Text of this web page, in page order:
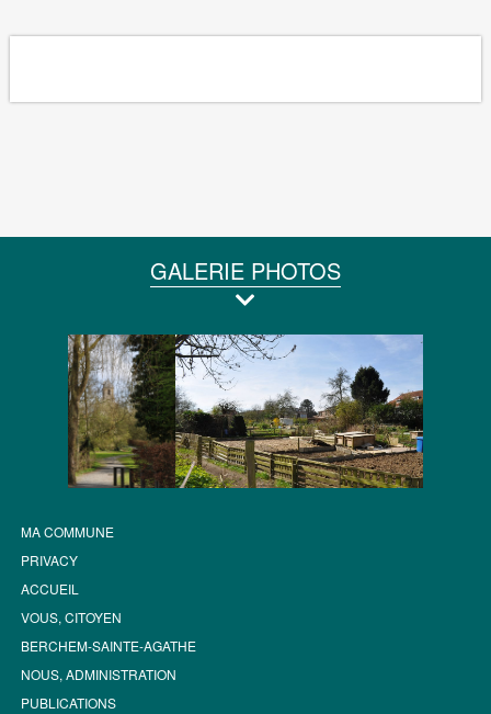
GALERIE PHOTOS
MA COMMUNE
PRIVACY
ACCUEIL
VOUS, CITOYEN
BERCHEM-SAINTE-AGATHE
NOUS, ADMINISTRATION
PUBLICATIONS